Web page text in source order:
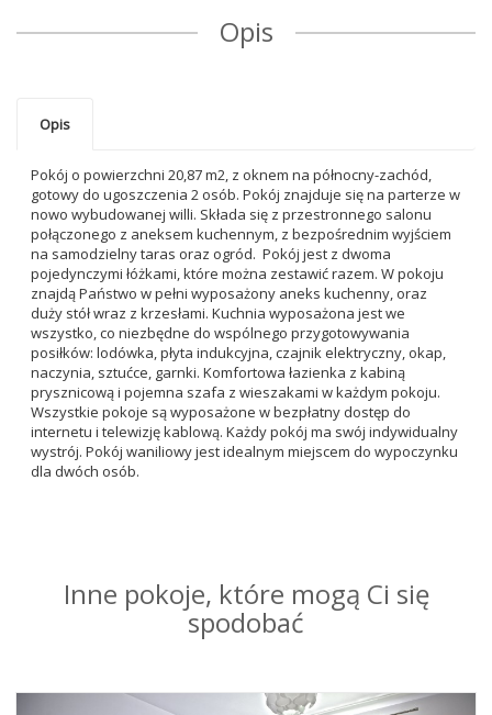
Opis
Opis
Pokój o powierzchni 20,87 m2, z oknem na północny-zachód,
gotowy do ugoszczenia 2 osób. Pokój znajduje się na parterze w
nowo wybudowanej willi. Składa się z przestronnego salonu
połączonego z aneksem kuchennym, z bezpośrednim wyjściem
na samodzielny taras oraz ogród. Pokój jest z dwoma
pojedynczymi łóżkami, które można zestawić razem. W pokoju
znajdą Państwo w pełni wyposażony aneks kuchenny, oraz
duży stół wraz z krzesłami. Kuchnia wyposażona jest we
wszystko, co niezbędne do wspólnego przygotowywania
posiłków: lodówka, płyta indukcyjna, czajnik elektryczny, okap,
naczynia, sztućce, garnki. Komfortowa łazienka z kabiną
prysznicową i pojemna szafa z wieszakami w każdym pokoju.
Wszystkie pokoje są wyposażone w bezpłatny dostęp do
internetu i telewizję kablową. Każdy pokój ma swój indywidualny
wystrój. Pokój waniliowy jest idealnym miejscem do wypoczynku
dla dwóch osób.
Inne pokoje, które mogą Ci się
spodobać